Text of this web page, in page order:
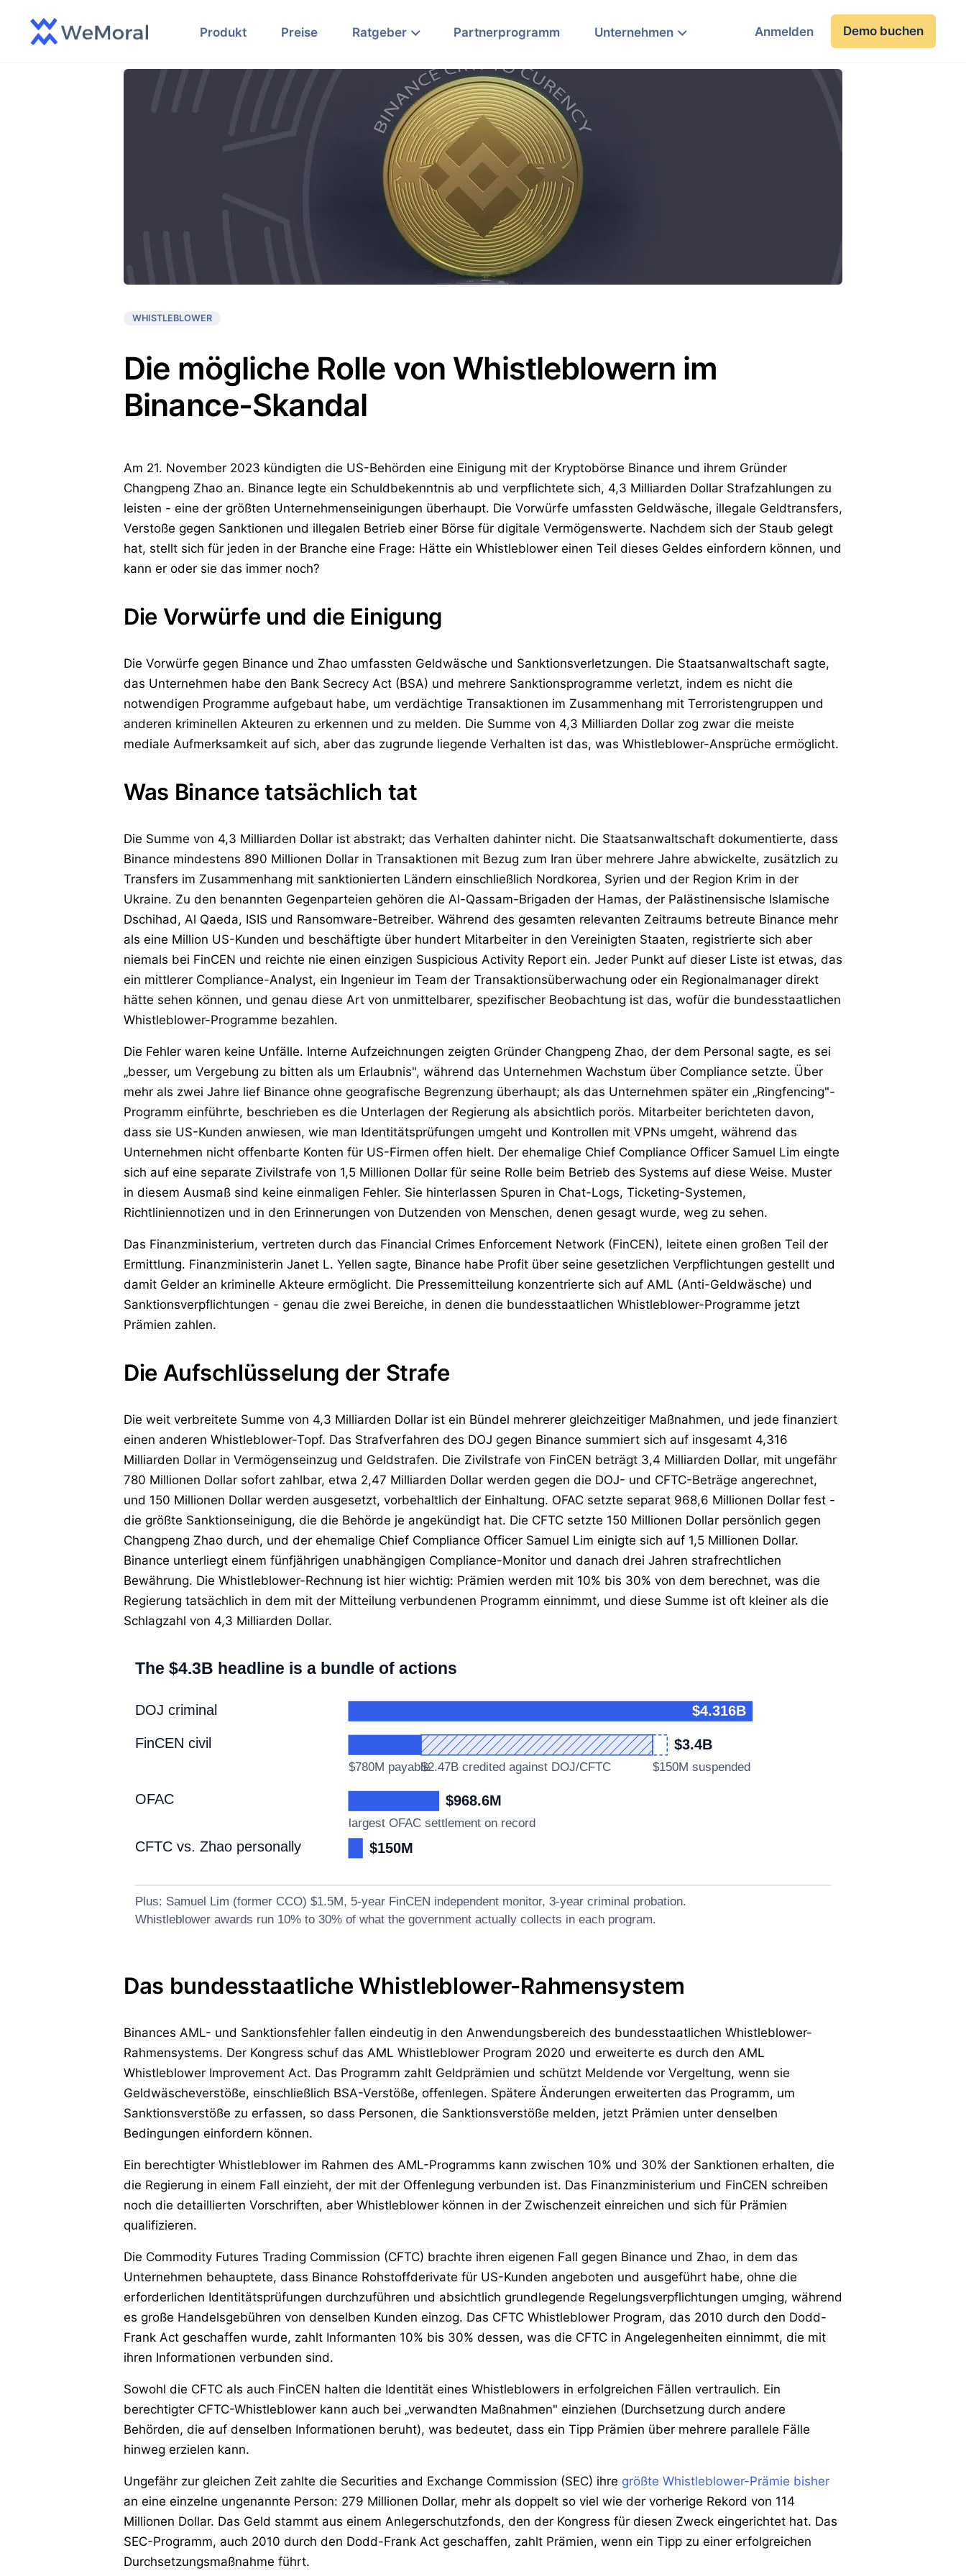
Produkt Preise Ratgeber Partnerprogramm Unternehmen Anmelden Demo buchen
WHISTLEBLOWER
Die mögliche Rolle von Whistleblowern im
Binance-Skandal
Am 21. November 2023 kündigten die US-Behörden eine Einigung mit der Kryptobörse Binance und ihrem Gründer
Changpeng Zhao an. Binance legte ein Schuldbekenntnis ab und verpflichtete sich, 4,3 Milliarden Dollar Strafzahlungen zu
leisten - eine der größten Unternehmenseinigungen überhaupt. Die Vorwürfe umfassten Geldwäsche, illegale Geldtransfers,
Verstoße gegen Sanktionen und illegalen Betrieb einer Börse für digitale Vermögenswerte. Nachdem sich der Staub gelegt
hat, stellt sich für jeden in der Branche eine Frage: Hätte ein Whistleblower einen Teil dieses Geldes einfordern können, und
kann er oder sie das immer noch?
Die Vorwürfe und die Einigung
Die Vorwürfe gegen Binance und Zhao umfassten Geldwäsche und Sanktionsverletzungen. Die Staatsanwaltschaft sagte,
das Unternehmen habe den Bank Secrecy Act (BSA) und mehrere Sanktionsprogramme verletzt, indem es nicht die
notwendigen Programme aufgebaut habe, um verdächtige Transaktionen im Zusammenhang mit Terroristengruppen und
anderen kriminellen Akteuren zu erkennen und zu melden. Die Summe von 4,3 Milliarden Dollar zog zwar die meiste
mediale Aufmerksamkeit auf sich, aber das zugrunde liegende Verhalten ist das, was Whistleblower-Ansprüche ermöglicht.
Was Binance tatsächlich tat
Die Summe von 4,3 Milliarden Dollar ist abstrakt; das Verhalten dahinter nicht. Die Staatsanwaltschaft dokumentierte, dass
Binance mindestens 890 Millionen Dollar in Transaktionen mit Bezug zum Iran über mehrere Jahre abwickelte, zusätzlich zu
Transfers im Zusammenhang mit sanktionierten Ländern einschließlich Nordkorea, Syrien und der Region Krim in der
Ukraine. Zu den benannten Gegenparteien gehören die Al-Qassam-Brigaden der Hamas, der Palästinensische Islamische
Dschihad, Al Qaeda, ISIS und Ransomware-Betreiber. Während des gesamten relevanten Zeitraums betreute Binance mehr
als eine Million US-Kunden und beschäftigte über hundert Mitarbeiter in den Vereinigten Staaten, registrierte sich aber
niemals bei FinCEN und reichte nie einen einzigen Suspicious Activity Report ein. Jeder Punkt auf dieser Liste ist etwas, das
ein mittlerer Compliance-Analyst, ein Ingenieur im Team der Transaktionsüberwachung oder ein Regionalmanager direkt
hätte sehen können, und genau diese Art von unmittelbarer, spezifischer Beobachtung ist das, wofür die bundesstaatlichen
Whistleblower-Programme bezahlen.
Die Fehler waren keine Unfälle. Interne Aufzeichnungen zeigten Gründer Changpeng Zhao, der dem Personal sagte, es sei
„besser, um Vergebung zu bitten als um Erlaubnis", während das Unternehmen Wachstum über Compliance setzte. Über
mehr als zwei Jahre lief Binance ohne geografische Begrenzung überhaupt; als das Unternehmen später ein „Ringfencing"-
Programm einführte, beschrieben es die Unterlagen der Regierung als absichtlich porös. Mitarbeiter berichteten davon,
dass sie US-Kunden anwiesen, wie man Identitätsprüfungen umgeht und Kontrollen mit VPNs umgeht, während das
Unternehmen nicht offenbarte Konten für US-Firmen offen hielt. Der ehemalige Chief Compliance Officer Samuel Lim eingte
sich auf eine separate Zivilstrafe von 1,5 Millionen Dollar für seine Rolle beim Betrieb des Systems auf diese Weise. Muster
in diesem Ausmaß sind keine einmaligen Fehler. Sie hinterlassen Spuren in Chat-Logs, Ticketing-Systemen,
Richtliniennotizen und in den Erinnerungen von Dutzenden von Menschen, denen gesagt wurde, weg zu sehen.
Das Finanzministerium, vertreten durch das Financial Crimes Enforcement Network (FinCEN), leitete einen großen Teil der
Ermittlung. Finanzministerin Janet L. Yellen sagte, Binance habe Profit über seine gesetzlichen Verpflichtungen gestellt und
damit Gelder an kriminelle Akteure ermöglicht. Die Pressemitteilung konzentrierte sich auf AML (Anti-Geldwäsche) und
Sanktionsverpflichtungen - genau die zwei Bereiche, in denen die bundesstaatlichen Whistleblower-Programme jetzt
Prämien zahlen.
Die Aufschlüsselung der Strafe
Die weit verbreitete Summe von 4,3 Milliarden Dollar ist ein Bündel mehrerer gleichzeitiger Maßnahmen, und jede finanziert
einen anderen Whistleblower-Topf. Das Strafverfahren des DOJ gegen Binance summiert sich auf insgesamt 4,316
Milliarden Dollar in Vermögenseinzug und Geldstrafen. Die Zivilstrafe von FinCEN beträgt 3,4 Milliarden Dollar, mit ungefähr
780 Millionen Dollar sofort zahlbar, etwa 2,47 Milliarden Dollar werden gegen die DOJ- und CFTC-Beträge angerechnet,
und 150 Millionen Dollar werden ausgesetzt, vorbehaltlich der Einhaltung. OFAC setzte separat 968,6 Millionen Dollar fest -
die größte Sanktionseinigung, die die Behörde je angekündigt hat. Die CFTC setzte 150 Millionen Dollar persönlich gegen
Changpeng Zhao durch, und der ehemalige Chief Compliance Officer Samuel Lim einigte sich auf 1,5 Millionen Dollar.
Binance unterliegt einem fünfjährigen unabhängigen Compliance-Monitor und danach drei Jahren strafrechtlichen
Bewährung. Die Whistleblower-Rechnung ist hier wichtig: Prämien werden mit 10% bis 30% von dem berechnet, was die
Regierung tatsächlich in dem mit der Mitteilung verbundenen Programm einnimmt, und diese Summe ist oft kleiner als die
Schlagzahl von 4,3 Milliarden Dollar.
The $4.3B headline is a bundle of actions
DOJ criminal $4.316B
FinCEN civil $3.4B
$780M payable$2.47B credited against DOJ/CFTC $150M suspended
OFAC $968.6M
largest OFAC settlement on record
CFTC vs. Zhao personally $150M
Plus: Samuel Lim (former CCO) $1.5M, 5-year FinCEN independent monitor, 3-year criminal probation.
Whistleblower awards run 10% to 30% of what the government actually collects in each program.
Das bundesstaatliche Whistleblower-Rahmensystem
Binances AML- und Sanktionsfehler fallen eindeutig in den Anwendungsbereich des bundesstaatlichen Whistleblower-
Rahmensystems. Der Kongress schuf das AML Whistleblower Program 2020 und erweiterte es durch den AML
Whistleblower Improvement Act. Das Programm zahlt Geldprämien und schützt Meldende vor Vergeltung, wenn sie
Geldwäscheverstöße, einschließlich BSA-Verstöße, offenlegen. Spätere Änderungen erweiterten das Programm, um
Sanktionsverstöße zu erfassen, so dass Personen, die Sanktionsverstöße melden, jetzt Prämien unter denselben
Bedingungen einfordern können.
Ein berechtigter Whistleblower im Rahmen des AML-Programms kann zwischen 10% und 30% der Sanktionen erhalten, die
die Regierung in einem Fall einzieht, der mit der Offenlegung verbunden ist. Das Finanzministerium und FinCEN schreiben
noch die detaillierten Vorschriften, aber Whistleblower können in der Zwischenzeit einreichen und sich für Prämien
qualifizieren.
Die Commodity Futures Trading Commission (CFTC) brachte ihren eigenen Fall gegen Binance und Zhao, in dem das
Unternehmen behauptete, dass Binance Rohstoffderivate für US-Kunden angeboten und ausgeführt habe, ohne die
erforderlichen Identitätsprüfungen durchzuführen und absichtlich grundlegende Regelungsverpflichtungen umging, während
es große Handelsgebühren von denselben Kunden einzog. Das CFTC Whistleblower Program, das 2010 durch den Dodd-
Frank Act geschaffen wurde, zahlt Informanten 10% bis 30% dessen, was die CFTC in Angelegenheiten einnimmt, die mit
ihren Informationen verbunden sind.
Sowohl die CFTC als auch FinCEN halten die Identität eines Whistleblowers in erfolgreichen Fällen vertraulich. Ein
berechtigter CFTC-Whistleblower kann auch bei „verwandten Maßnahmen" einziehen (Durchsetzung durch andere
Behörden, die auf denselben Informationen beruht), was bedeutet, dass ein Tipp Prämien über mehrere parallele Fälle
hinweg erzielen kann.
Ungefähr zur gleichen Zeit zahlte die Securities and Exchange Commission (SEC) ihre größte Whistleblower-Prämie bisher
an eine einzelne ungenannte Person: 279 Millionen Dollar, mehr als doppelt so viel wie der vorherige Rekord von 114
Millionen Dollar. Das Geld stammt aus einem Anlegerschutzfonds, den der Kongress für diesen Zweck eingerichtet hat. Das
SEC-Programm, auch 2010 durch den Dodd-Frank Act geschaffen, zahlt Prämien, wenn ein Tipp zu einer erfolgreichen
Durchsetzungsmaßnahme führt.